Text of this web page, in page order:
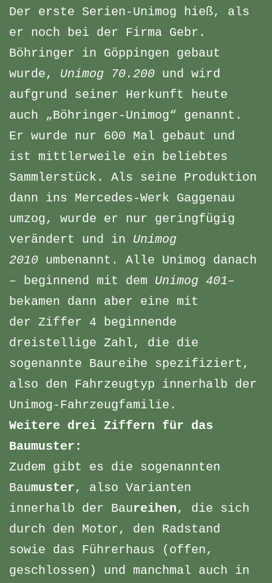
Der erste Serien-Unimog hieß, als
er noch bei der Firma Gebr.
Böhringer in Göppingen gebaut
wurde, Unimog 70.200 und wird
aufgrund seiner Herkunft heute
auch „Böhringer-Unimog“ genannt.
Er wurde nur 600 Mal gebaut und
ist mittlerweile ein beliebtes
Sammlerstück. Als seine Produktion
dann ins Mercedes-Werk Gaggenau
umzog, wurde er nur geringfügig
verändert und in Unimog
2010 umbenannt. Alle Unimog danach
– beginnend mit dem Unimog 401–
bekamen dann aber eine mit
der Ziffer 4 beginnende
dreistellige Zahl, die die
sogenannte Baureihe spezifiziert,
also den Fahrzeugtyp innerhalb der
Unimog-Fahrzeugfamilie.
Weitere drei Ziffern für das
Baumuster:
Zudem gibt es die sogenannten
Baumuster, also Varianten
innerhalb der Baureihen, die sich
durch den Motor, den Radstand
sowie das Führerhaus (offen,
geschlossen) und manchmal auch in